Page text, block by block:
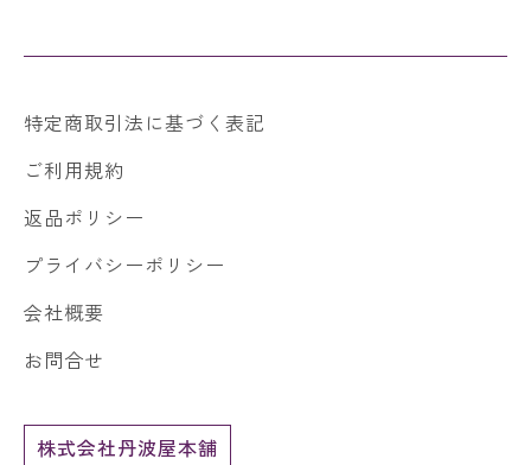
特定商取引法に基づく表記
ご利用規約
返品ポリシー
プライバシーポリシー
会社概要
お問合せ
株式会社丹波屋本舗